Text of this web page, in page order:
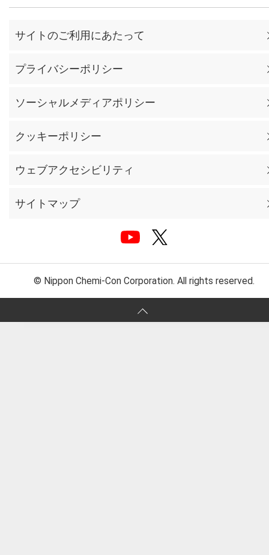
サイトのご利用にあたって
プライバシーポリシー
ソーシャルメディアポリシー
クッキーポリシー
ウェブアクセシビリティ
サイトマップ
© Nippon Chemi-Con Corporation. All rights reserved.